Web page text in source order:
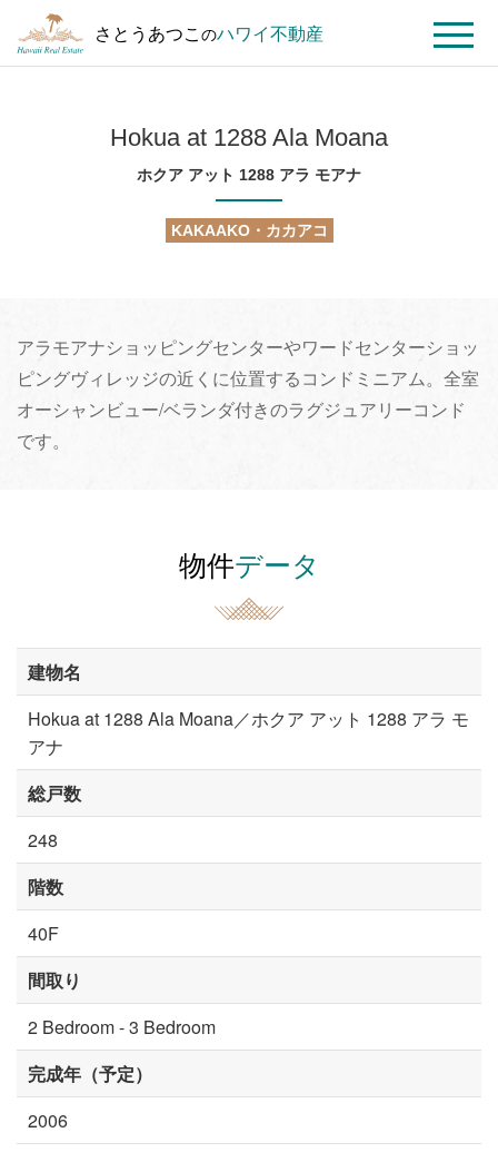
さとうあつこのハワイ不動産 MENU
1288
Hokua at 1288 Ala Moana
ホクア アット 1288 アラ モアナ
KAKAAKO・カカアコ
アラモアナショッピングセンターやワードセンターショッ
ピングヴィレッジの近くに位置するコンドミニアム。全室
オーシャンビュー/ベランダ付きのラグジュアリーコンド
です。
物件データ
建物名
Hokua at 1288 Ala Moana／ホクア アット 1288 アラ モ
アナ
総戸数
248
階数
40F
間取り
2 Bedroom - 3 Bedroom
完成年（予定）
2006